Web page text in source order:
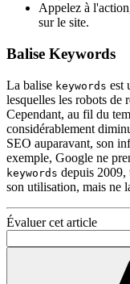
Appelez à
sur le site.
Balise Keywords
La balise keywords est
lesquelles les robots de
Cependant, au fil du
considérablement
SEO auparavant, son
exemple, Google ne
keywords depuis 2009,
son utilisation, mais ne
Évaluer cet article